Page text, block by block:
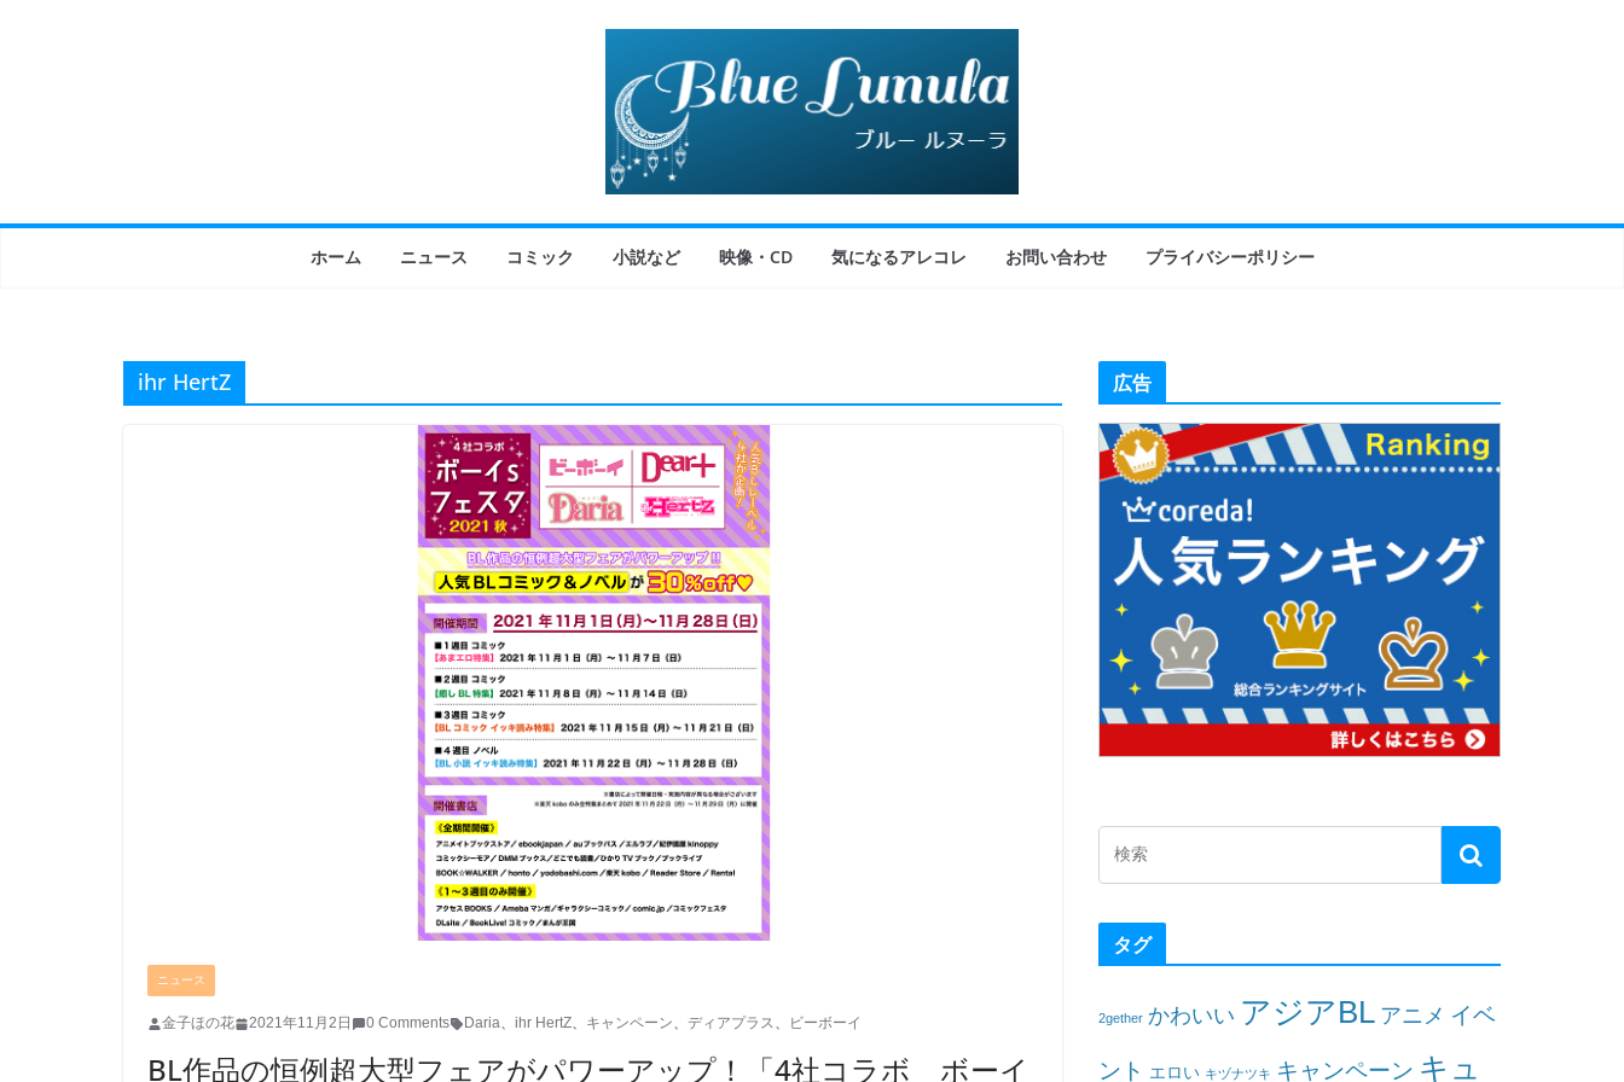
ホーム ニュース コミック 小説など 映像・CD 気になるアレコレ お問い合わせ プライバシーポリシー
ihr HertZ
ニュース
金子ほの花 2021年11月2日 0 Comments Daria、 ihr HertZ、 キャンペーン、 ディアプラス、 ビーボーイ
BL作品の恒例超大型フェアがパワーアップ！「4社コラボ ボーイ
広告
タグ
2gether かわいい アジアBL アニメ イベ
ント エロい キヅナツキ キャンペーン キュ